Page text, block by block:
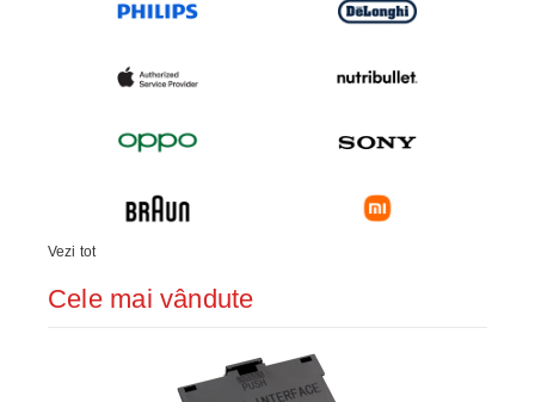
Vezi tot
Cele mai vândute